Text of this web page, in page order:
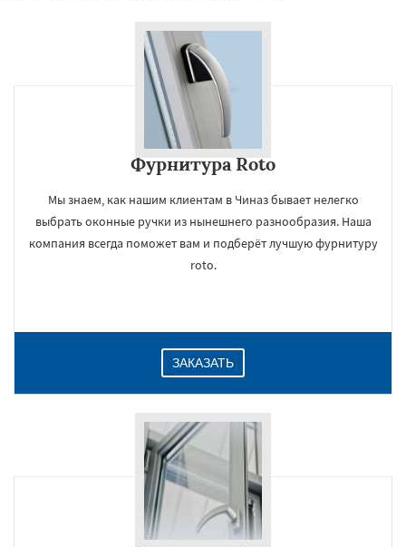
Фурнитура Roto
Мы знаем, как нашим клиентам в Чиназ бывает нелегко
выбрать оконные ручки из нынешнего разнообразия. Наша
компания всегда поможет вам и подберёт лучшую фурнитуру
roto.
ЗАКАЗАТЬ